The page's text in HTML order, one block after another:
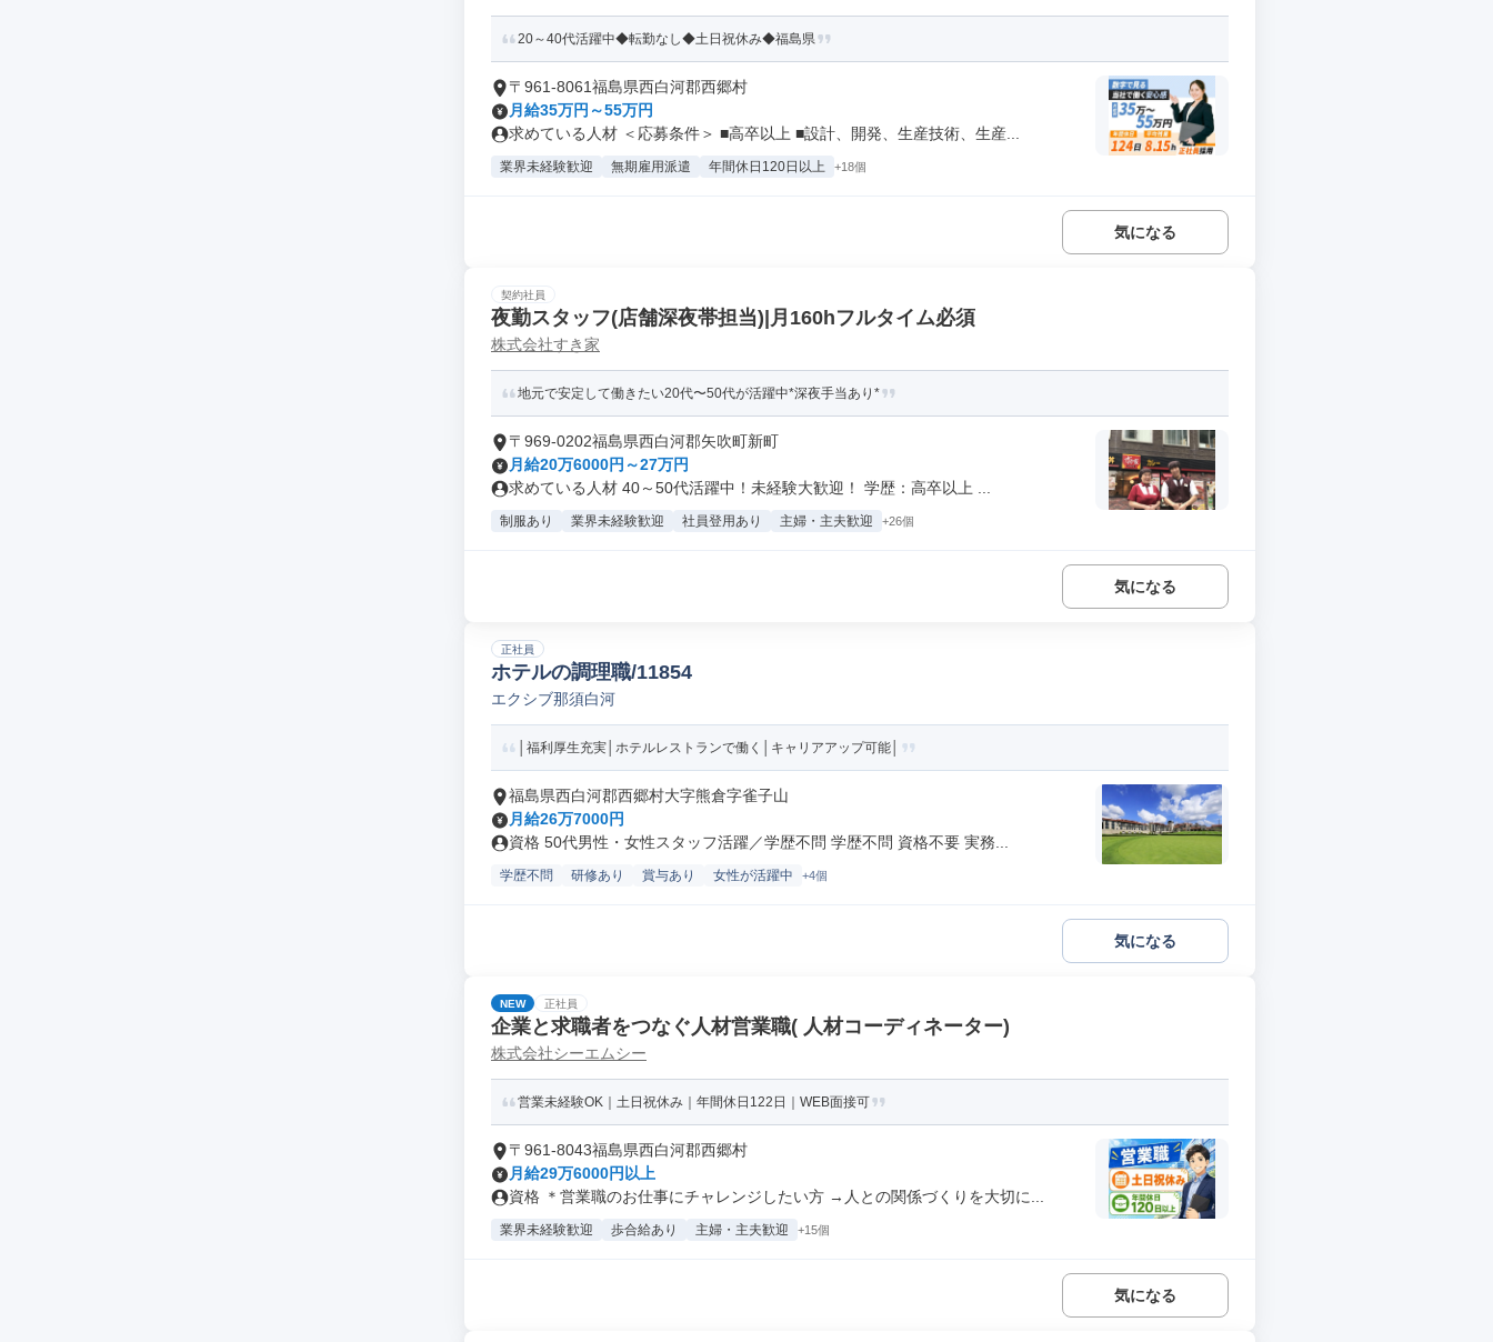
20～40代活躍中◆転勤なし◆土日祝休み◆福島県
〒961-8061福島県西白河郡西郷村
月給35万円～55万円
求めている人材 ＜応募条件＞ ■高卒以上 ■設計、開発、生産技術、生産...
業界未経験歓迎 無期雇用派遣 年間休日120日以上 +18個
気になる
契約社員
夜勤スタッフ(店舗深夜帯担当)|月160hフルタイム必須
株式会社すき家
地元で安定して働きたい20代〜50代が活躍中*深夜手当あり*
〒969-0202福島県西白河郡矢吹町新町
月給20万6000円～27万円
求めている人材 40～50代活躍中！未経験大歓迎！ 学歴：高卒以上 ...
制服あり 業界未経験歓迎 社員登用あり 主婦・主夫歓迎 +26個
気になる
正社員
ホテルの調理職/11854
エクシブ那須白河
│福利厚生充実│ホテルレストランで働く│キャリアアップ可能│
福島県西白河郡西郷村大字熊倉字雀子山
月給26万7000円
資格 50代男性・女性スタッフ活躍／学歴不問 学歴不問 資格不要 実務...
学歴不問 研修あり 賞与あり 女性が活躍中 +4個
気になる
NEW 正社員
企業と求職者をつなぐ人材営業職( 人材コーディネーター)
株式会社シーエムシー
営業未経験OK｜土日祝休み｜年間休日122日｜WEB面接可
〒961-8043福島県西白河郡西郷村
月給29万6000円以上
資格 ＊営業職のお仕事にチャレンジしたい方 →人との関係づくりを大切に...
業界未経験歓迎 歩合給あり 主婦・主夫歓迎 +15個
気になる